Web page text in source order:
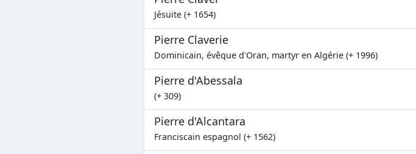
Jésuite (+ 1654)
Pierre Claverie
Dominicain, évêque d'Oran, martyr en Algérie (+ 1996)
Pierre d'Abessala
(+ 309)
Pierre d'Alcantara
Franciscain espagnol (+ 1562)